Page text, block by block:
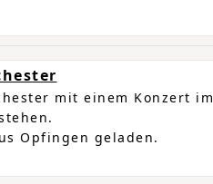
mit einem Konzert im
Opfingen geladen.